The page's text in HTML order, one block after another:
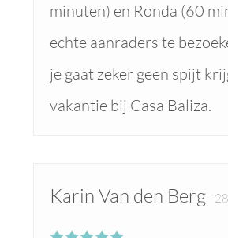
minuten) en Ronda (60
echte aanraders te
je gaat zeker geen spijt
vakantie bij Casa Baliza.
Karin Van den Berg